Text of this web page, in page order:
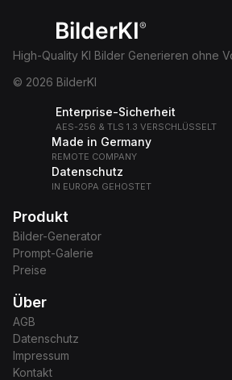
BilderKI®
High-Quality KI Bilder Generieren ohne
© 2026 BilderKI
Enterprise-Sicherheit
AES-256 & TLS 1.3 VERSCHLÜSSELT
Made in Germany
REMOTE COMPANY
Datenschutz
IN EUROPA GEHOSTET
Produkt
Bilder-Generator
Prompt-Galerie
Preise
Über
AGB
Datenschutz
Impressum
Kontakt